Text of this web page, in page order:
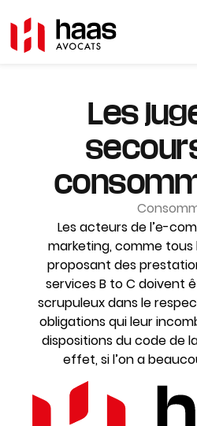
Les
Les acteurs de l’e-
marketing, comme tous
proposant des
services B to C doivent
scrupuleux dans le
obligations qui leur
dispositions du code de
effet, si l’on a